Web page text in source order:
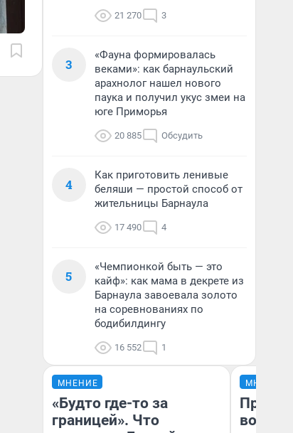
21 270 3
3
«Фауна формировалась
веками»: как барнаульский
арахнолог нашел нового
паука и получил укус змеи на
юге Приморья
20 885 Обсудить
4
Как приготовить ленивые
беляши — простой способ от
жительницы Барнаула
17 490 4
5
«Чемпионкой быть — это
кайф»: как мама в декрете из
Барнаула завоевала золото
на соревнованиях по
бодибилдингу
16 552 1
МНЕНИЕ
«Будто где-то за
границей». Что
МНЕНИЕ